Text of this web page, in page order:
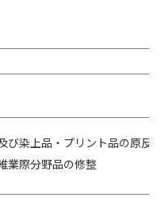
び染上品・プリント品の原反
業際分野品の修整